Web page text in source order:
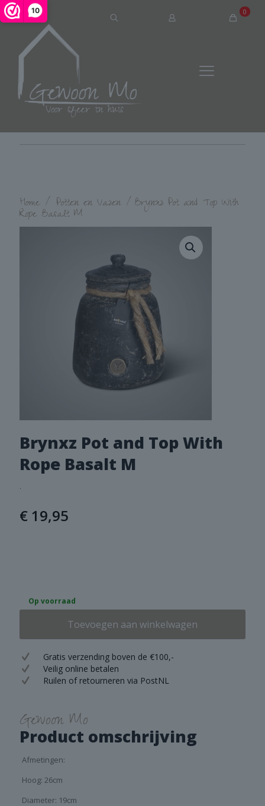
10 0
Home / Potten en Vazen / Brynxz Pot and Top With
Rope Basalt M
Brynxz Pot and Top With
Rope Basalt M
.
€ 19,95
Op voorraad
Toevoegen aan winkelwagen
Gratis verzending boven de €100,-
Veilig online betalen
Ruilen of retourneren via PostNL
Gewoon Mo
Product omschrijving
Afmetingen:
Hoog: 26cm
Diameter: 19cm